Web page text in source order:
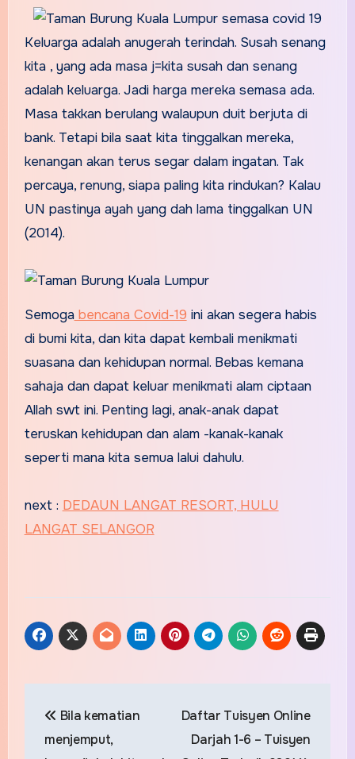
Keluarga adalah anugerah terindah. Susah senang
kita , yang ada masa j=kita susah dan senang
adalah keluarga. Jadi harga mereka semasa ada.
Masa takkan berulang walaupun duit berjuta di
bank. Tetapi bila saat kita tinggalkan mereka,
kenangan akan terus segar dalam ingatan. Tak
percaya, renung, siapa paling kita rindukan? Kalau
UN pastinya ayah yang dah lama tinggalkan UN
(2014).
Semogabencana Covid-19 ini akan segera habis
di bumi kita, dan kita dapat kembali menikmati
suasana dan kehidupan normal. Bebas kemana
sahaja dan dapat keluar menikmati alam ciptaan
Allah swt ini. Penting lagi, anak-anak dapat
teruskan kehidupan dan alam -kanak-kanak
seperti mana kita semua lalui dahulu.
next : DEDAUN LANGAT RESORT, HULU
LANGAT SELANGOR
navigation
Bila kematian
menjemput,
Daftar Tuisyen Online
Darjah 1-6 – Tuisyen